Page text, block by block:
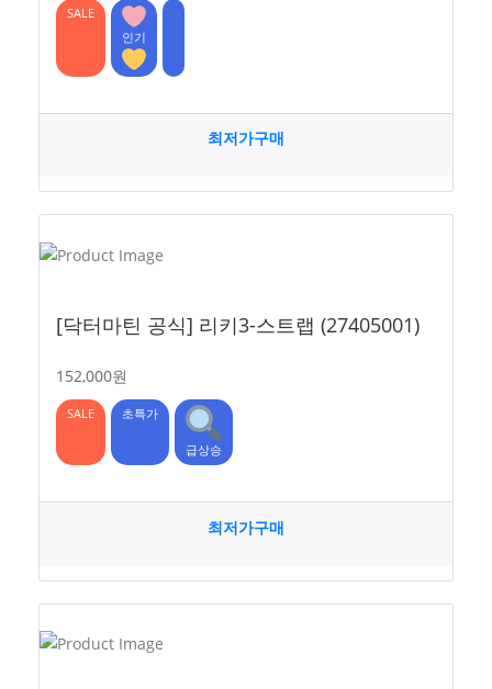
SALE
인기
최저가구매
[닥터마틴 공식] 리키3-스트랩 (27405001)
152,000원
SALE 초특가
급상승
최저가구매